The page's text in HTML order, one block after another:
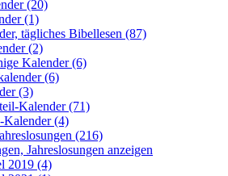
(20)
(1)
tägliches Bibellesen (87)
(2)
Kalender (6)
(6)
(3)
Kalender (71)
Kalender (4)
(216)
Jahreslosungen anzeigen
2019 (4)